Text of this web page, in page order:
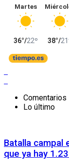
Comentarios
Lo último
Batalla campal
que ya hay